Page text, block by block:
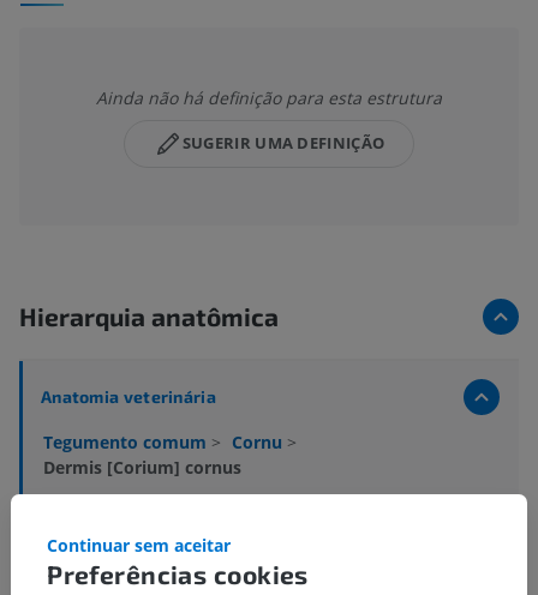
Ainda não há definição para esta estrutura
SUGERIR UMA DEFINIÇÃO
Hierarquia anatômica
Anatomia veterinária
Tegumento comum > Cornu >
Dermis [Corium] cornus
Papilas dérmicas da corona
Preferências cookies
Continuar sem aceitar